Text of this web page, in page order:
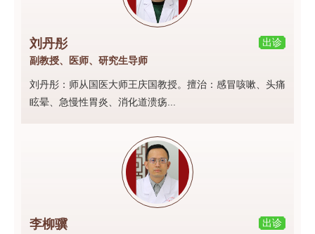
出诊
刘丹彤
副教授、医师、研究生导师
刘丹彤：师从国医大师王庆国教授。擅治：感冒咳嗽、头痛
眩晕、急慢性胃炎、消化道溃疡...
出诊
李柳骥